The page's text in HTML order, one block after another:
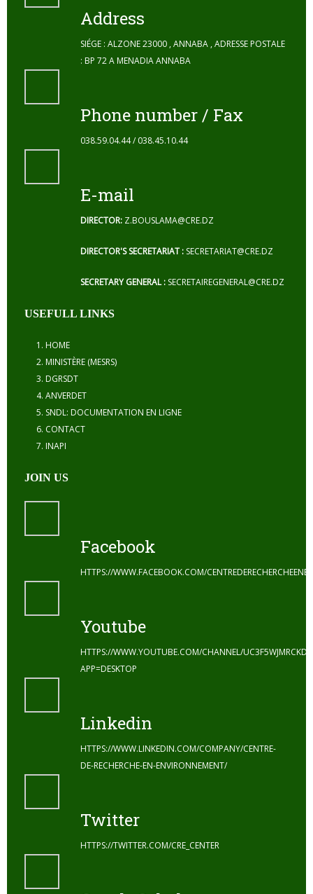
Address
SIÉGE : ALZONE 23000 , ANNABA , ADRESSE POSTALE
: BP 72 A MENADIA ANNABA
Phone number / Fax
038.59.04.44 / 038.45.10.44
E-mail
DIRECTOR: Z.BOUSLAMA@CRE.DZ
DIRECTOR'S SECRETARIAT : SECRETARIAT@CRE.DZ
SECRETARY GENERAL : SECRETAIREGENERAL@CRE.DZ
USEFULL LINKS
HOME
MINISTÈRE (MESRS)
DGRSDT
ANVERDET
SNDL: DOCUMENTATION EN LIGNE
CONTACT
INAPI
JOIN US
Facebook
HTTPS://WWW.FACEBOOK.COM/
Youtube
HTTPS://WWW.YOUTUBE.COM/CHANNEL/
APP=DESKTOP
Linkedin
HTTPS://WWW.LINKEDIN.COM/COMPANY/CENTRE-
DE-RECHERCHE-EN-ENVIRONNEMENT/
Twitter
HTTPS://TWITTER.COM/CRE_CENTER